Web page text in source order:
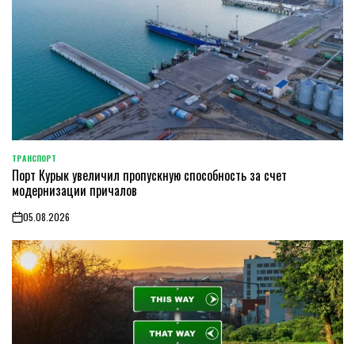
POSTED
IN
ТРАНСПОРТ
Порт Курык увеличил пропускную способность за счет
модернизации причалов
on05.08.2026